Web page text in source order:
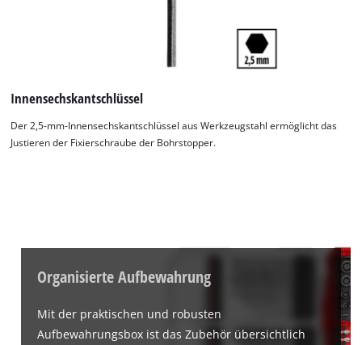
Innensechskantschlüssel
Der 2,5-mm-Innensechskantschlüssel aus Werkzeugstahl ermöglicht das
Justieren der Fixierschraube der Bohrstopper.
Organisierte Aufbewahrung
Mit der praktischen und robusten
Aufbewahrungsbox ist das Zubehör übersichtlich